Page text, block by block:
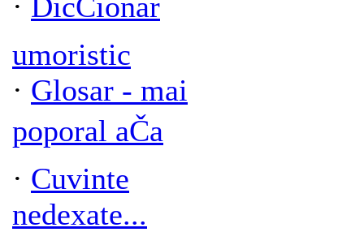
umoristic
· Glosar - mai
poporal aČa
· Cuvinte
nedexate...